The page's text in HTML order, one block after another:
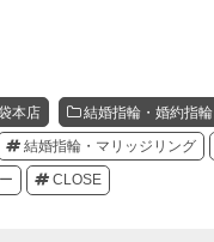
本店 結婚指輪・婚約指輪
結婚指輪・マリッジリング
CLOSE